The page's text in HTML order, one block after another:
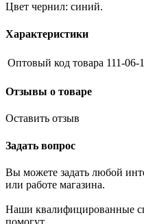
Цвет чернил: синий.
Характеристики
Оптовый код товара 111-06-
Отзывы о товаре
Оставить отзыв
Задать вопрос
Вы можете задать любой
или работе магазина.
Наши квалифицированные
помогут.